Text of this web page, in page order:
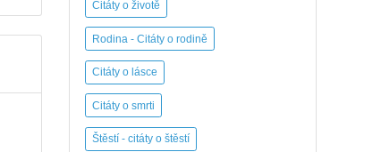
Citáty o životě
Rodina - Citáty o rodině
Citáty o lásce
Citáty o smrti
Štěstí - citáty o štěstí